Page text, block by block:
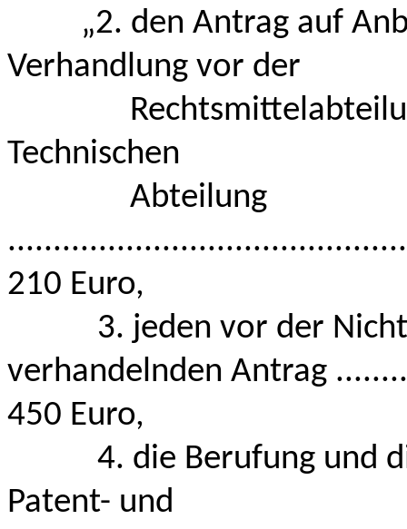
„2. den Antrag auf
Verhandlung vor der
Rechtsmittelabteilung,
Technischen
Abteilung
210 Euro,
3. jeden vor der
verhandelnden Antrag
450 Euro,
4. die Berufung und die
Patent- und